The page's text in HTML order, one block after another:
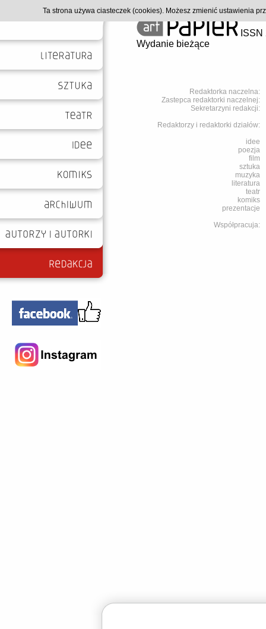
Wydanie bieżące
Redaktorka naczelna:
Zastepca redaktorki naczelnej:
Sekretarzyni redakcji:
Redaktorzy i redaktorki działów:
idee
poezja
film
sztuka
muzyka
literatura
teatr
komiks
prezentacje
Współpracuja:
Ta strona używa ciasteczek (cookies). Możesz zmienić ustawienia